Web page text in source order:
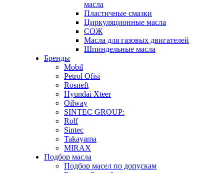
масла
Пластичные смазки
Циркуляционные масла
СОЖ
Масла для газовых двигателей
Шпиндельные масла
Бренды
Mobil
Petrol Ofisi
Rosneft
Hyundai Xteer
Oilway
SINTEC GROUP:
Rolf
Sintec
Takayama
MIRAX
Подбор масла
Подбор масел по допускам